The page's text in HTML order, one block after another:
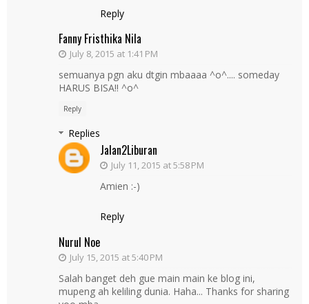
Reply
Fanny Fristhika Nila
July 8, 2015 at 1:41 PM
semuanya pgn aku dtgin mbaaaa ^o^.... someday
HARUS BISA!! ^o^
Reply
Replies
Jalan2Liburan
July 11, 2015 at 5:58 PM
Amien :-)
Reply
Nurul Noe
July 15, 2015 at 5:40 PM
Salah banget deh gue main main ke blog ini,
mupeng ah keliling dunia. Haha... Thanks for sharing